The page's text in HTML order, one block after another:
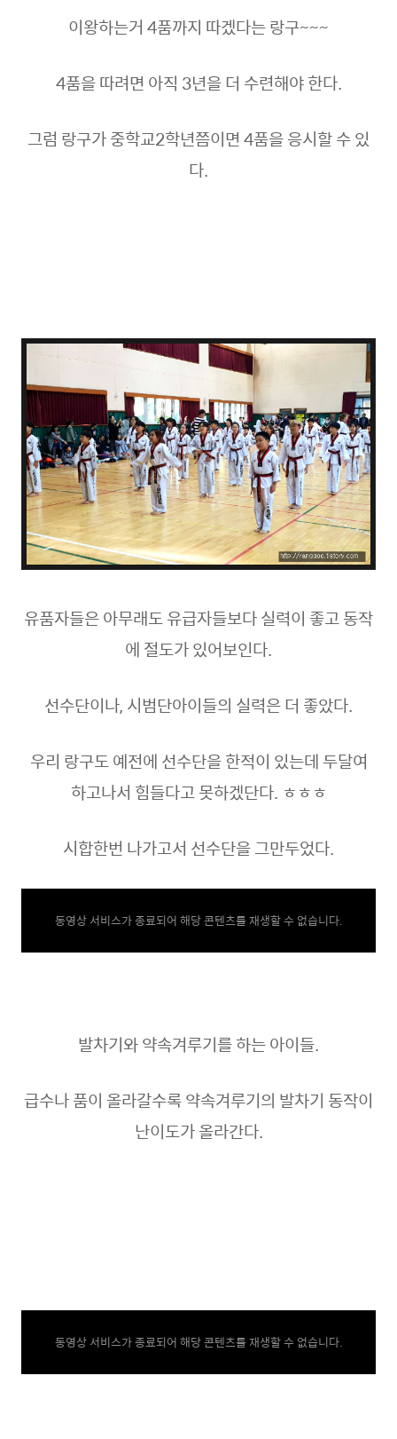
이왕하는거 4품까지 따겠다는 랑구~~~
4품을 따려면 아직 3년을 더 수련해야 한다.
그럼 랑구가 중학교2학년쯤이면 4품을 응시할 수 있
다.
유품자들은 아무래도 유급자들보다 실력이 좋고동작
에 절도가 있어보인다.
선수단이나, 시범단아이들의 실력은 더 좋았다.
우리 랑구도 예전에 선수단을 한적이 있는데 두달여
하고나서 힘들다고 못하겠단다. ㅎㅎㅎ
시합한번 나가고서 선수단을 그만두었다.
동영상 서비스가 종료되어 해당 콘텐츠를 재생할 수 없습니다.
발차기와 약속겨루기를 하는 아이들.
급수나 품이 올라갈수록 약속겨루기의 발차기 동작이
난이도가 올라간다.
동영상 서비스가 종료되어 해당 콘텐츠를 재생할 수 없습니다.